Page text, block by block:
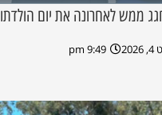
ממש לאחרונה את יום הולדתו
9:49 pm